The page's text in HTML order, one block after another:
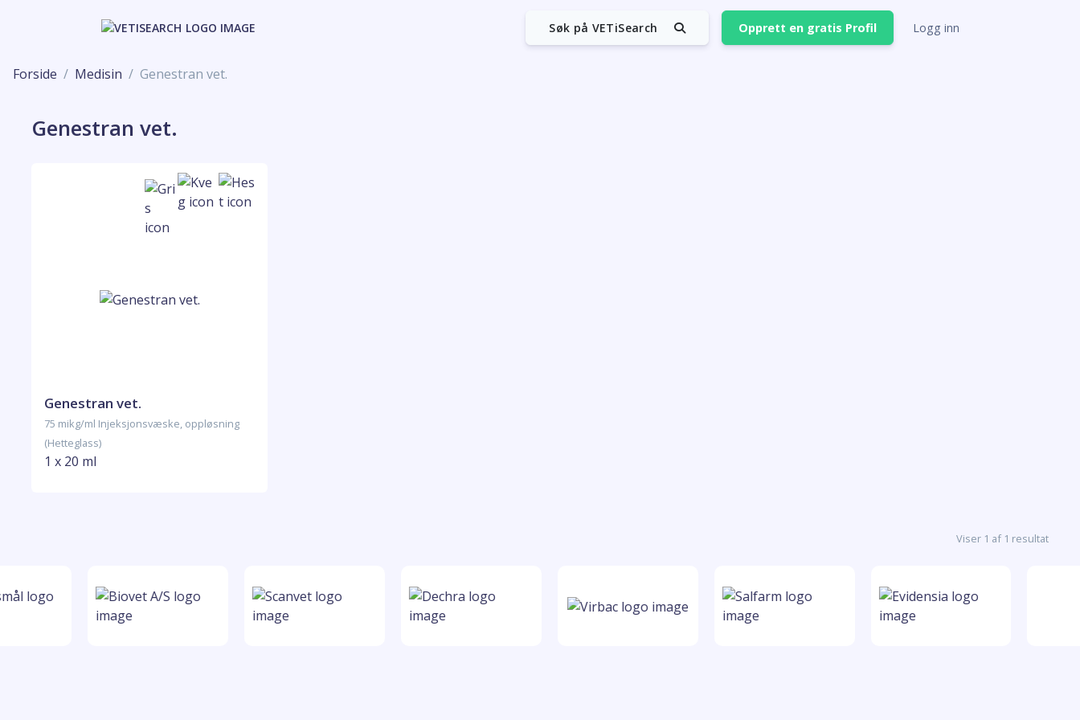
Søk på VETiSearch Opprett en gratis Profil Logg inn
Forside Medisin Genestran vet.
Genestran vet.
Genestran vet.
75 mikg/ml Injeksjonsvæske, oppløsning
(Hetteglass)
1 x 20 ml
Viser 1 af 1 resultat